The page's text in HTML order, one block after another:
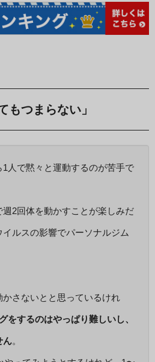
もつまらない」
人で黙々と運動するのが苦手で
2回体を動かすことが楽しみだ
ルスの影響でパーソナルジム
さないとと思っているけれ
をするのはやっぱり難しいし、
ん。